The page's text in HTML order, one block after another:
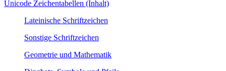
Unicode Zeichentabellen (Inhalt)
Lateinische Schriftzeichen
Sonstige Schriftzeichen
Geometrie und Mathematik